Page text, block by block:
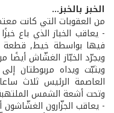
الخبز بالخبز...
من العقوبات التي كانت
- يعاقب الخباز الذي باع
فيها بواسطة خيط, قطعة
ويجرّد الخبّاز الغشّاش أيضًا
ويثبّت ويداه مربوطتان
العاصمة الرئيس ثلاث
وتحت أشعة الشمس
- يعاقب الجزّارون